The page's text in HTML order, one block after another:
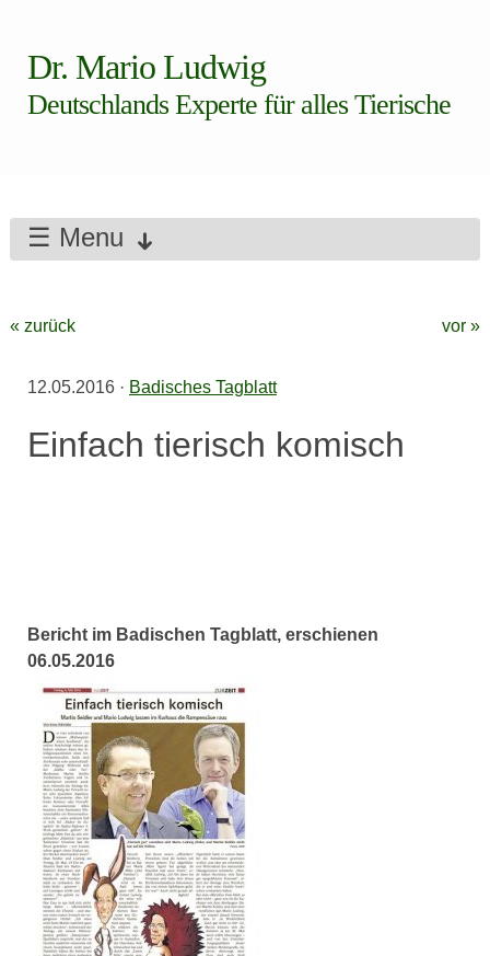
Dr. Mario Ludwig
Deutschlands Experte für alles Tierische
☰ Menu
« zurück vor »
12.05.2016· Badisches Tagblatt
Einfach tierisch komisch
Bericht im Badischen Tagblatt, erschienen
06.05.2016